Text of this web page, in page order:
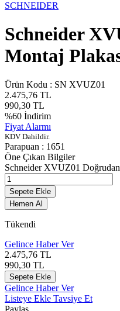
SCHNEIDER
Schneider
Montaj
Ürün Kodu : SN XVUZ01
2.475,76 TL
990,30 TL
%60 İndirim
Fiyat Alarmı
KDV Dahildir.
Parapuan : 1651
Öne Çıkan Bilgiler
Schneider XVUZ01
Sepete Ekle
Hemen Al
Tükendi
Gelince Haber Ver
2.475,76 TL
990,30 TL
Sepete Ekle
Gelince Haber Ver
Listeye Ekle Tavsiye Et
Paylaş